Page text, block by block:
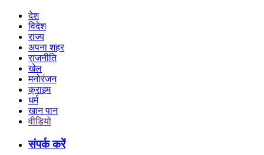
देश
विदेश
राज्य
अपना शहर
राजनीति
खेल
मनोरंजन
क्राइम
धर्म
खान पान
वीडियो
संपर्क करें